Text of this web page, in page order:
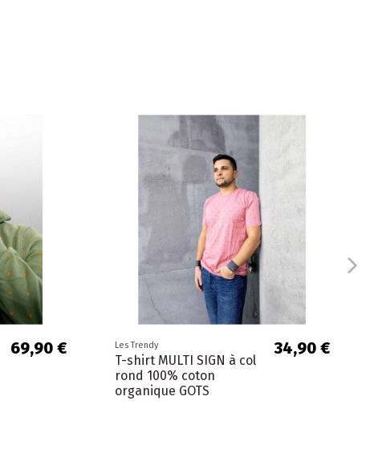
69,90 € Les Trendy
T-shirt MULTI SIGN à col
rond 100% coton
organique GOTS
34,90 €